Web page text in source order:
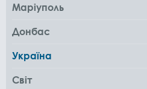
Маріуполь
Донбас
Україна
Світ